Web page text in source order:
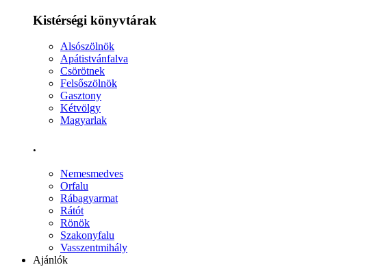
Kistérségi könyvtárak
Alsószölnök
Apátistvánfalva
Csörötnek
Felsőszölnök
Gasztony
Kétvölgy
Magyarlak
.
Nemesmedves
Orfalu
Rábagyarmat
Rátót
Rönök
Szakonyfalu
Vasszentmihály
Ajánlók